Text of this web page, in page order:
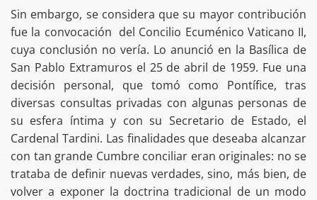
Sin embargo, se considera que su mayor contribución
fue la convocación del Concilio Ecuménico Vaticano II,
cuya conclusión no vería. Lo anunció en la Basílica de
San Pablo Extramuros el 25 de abril de 1959. Fue una
decisión personal, que tomó como Pontífice, tras
diversas consultas privadas con algunas personas de
su esfera íntima y con su Secretario de Estado, el
Cardenal Tardini. Las finalidades que deseaba alcanzar
con tan grande Cumbre conciliar eran originales: no se
trataba de definir nuevas verdades, sino, más bien, de
volver a exponer la doctrina tradicional de un modo